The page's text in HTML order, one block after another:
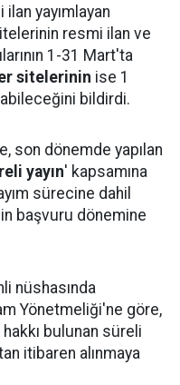
yayımlayan
resmi ilan ve
1-31 Mart'ta
sitelerinin ise 1
bildirdi.
son dönemde yapılan
yayın' kapsamına
sürecine dahil
başvuru dönemine
nüshasında
Yönetmeliği'ne göre,
bulunan süreli
itibaren alınmaya